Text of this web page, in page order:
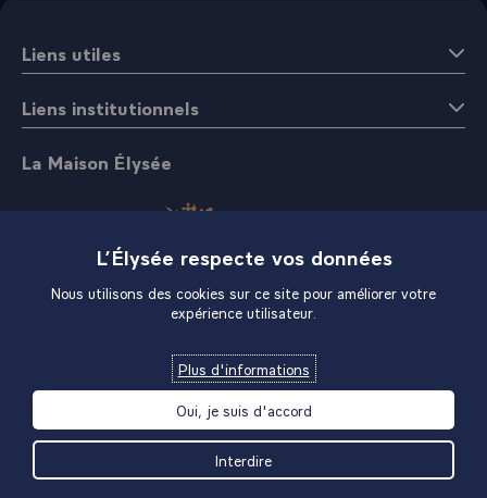
Liens utiles
Liens institutionnels
La Maison Élysée
L’Élysée respecte vos données
Nous utilisons des cookies sur ce site pour améliorer votre
expérience utilisateur.
Plus d'informations
Oui, je suis d'accord
Interdire